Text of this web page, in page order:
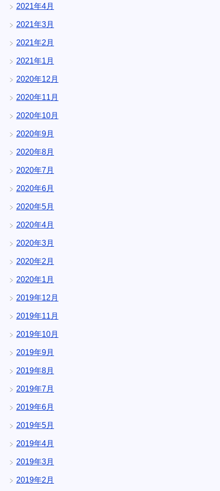
2021年4月
2021年3月
2021年2月
2021年1月
2020年12月
2020年11月
2020年10月
2020年9月
2020年8月
2020年7月
2020年6月
2020年5月
2020年4月
2020年3月
2020年2月
2020年1月
2019年12月
2019年11月
2019年10月
2019年9月
2019年8月
2019年7月
2019年6月
2019年5月
2019年4月
2019年3月
2019年2月